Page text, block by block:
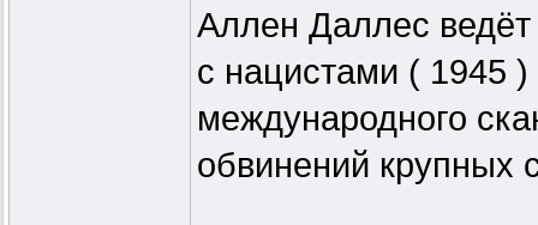
Аллен Даллес
с нацистами ( 1945
международного
обвинений крупных